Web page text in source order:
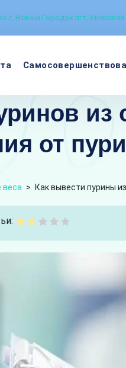
г, Новый Городок пгт,
из
от
веса > Как вывести пурины